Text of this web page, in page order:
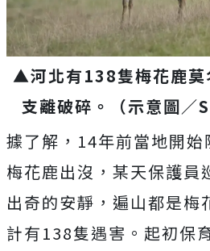
▲河北有138隻梅花鹿莫
支離破碎。（示意圖
據了解， 14年前當地開始
梅花鹿出沒，某天保護員
出奇的安靜，遍山都是梅
計有138隻遇害。起初保